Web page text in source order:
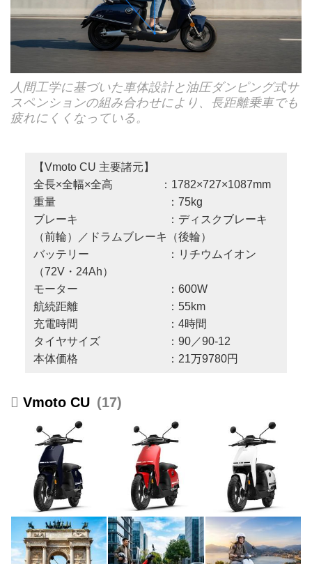
人間工学に基づいた車体設計と油圧ダンピング式サ
スペンションの組み合わせにより、長距離乗車でも
疲れにくくなっている。
【Vmoto CU 主要諸元】
全長×全幅×全高 ：1782×727×1087mm
重量 ：75kg
ブレーキ ：ディスクブレーキ
（前輪）／ドラムブレーキ（後輪）
バッテリー ：リチウムイオン
（72V・24Ah）
モーター ：600W
航続距離 ：55km
充電時間 ：4時間
タイヤサイズ ：90／90-12
本体価格 ：21万9780円
Vmoto CU 17